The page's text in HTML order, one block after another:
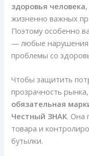
здоровья человека
жизненно важных
Поэтому особенно
— любые нарушения
проблемы со
Чтобы защитить
прозрачность
обязательная
Честный ЗНАК. Она
товара и
бутылки.